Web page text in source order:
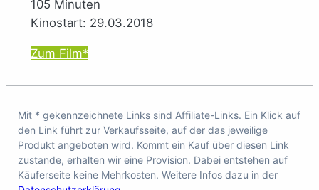
105 Minuten
Kinostart: 29.03.2018
Zum Film*
Mit * gekennzeichnete Links sind Affiliate-Links. Ein Klick auf
den Link führt zur Verkaufsseite, auf der das jeweilige
Produkt angeboten wird. Kommt ein Kauf über diesen Link
zustande, erhalten wir eine Provision. Dabei entstehen auf
Käuferseite keine Mehrkosten. Weitere Infos dazu in der